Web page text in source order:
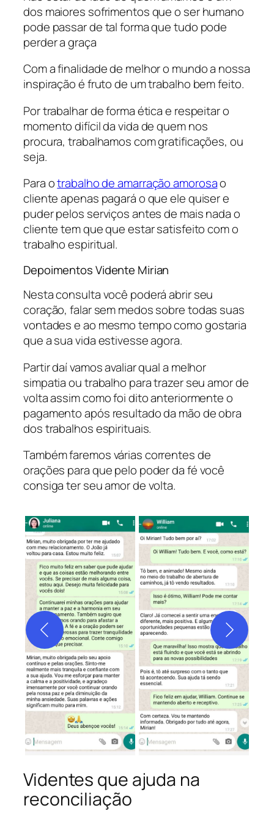
dos maiores sofrimentos que o ser humano
pode passar de tal forma que tudo pode
perder a graça
Com a finalidade de melhor o mundo a nossa
inspiração é fruto de um trabalho bem feito.
Por trabalhar de forma ética e respeitar o
momento difícil da vida de quem nos
procura, trabalhamos com gratificações, ou
seja.
Para otrabalho de amarração amorosao
cliente apenas pagará o que ele quiser e
puder pelos serviços antes de mais nada o
cliente tem que que estar satisfeito com o
trabalho espiritual.
Depoimentos Vidente Mirian
Nesta consulta você poderá abrir seu
coração, falar sem medos sobre todas suas
vontades e ao mesmo tempo como gostaria
que a sua vida estivesse agora.
Partir daí vamos avaliar qual a melhor
simpatia ou trabalho para trazer seu amor de
volta assim como foi dito anteriormente o
pagamento após resultado da mão de obra
dos trabalhos espirituais.
Também faremos várias correntes de
orações para que pelo poder da fé você
consiga ter seu amor de volta.
Videntes que ajuda na
reconciliação